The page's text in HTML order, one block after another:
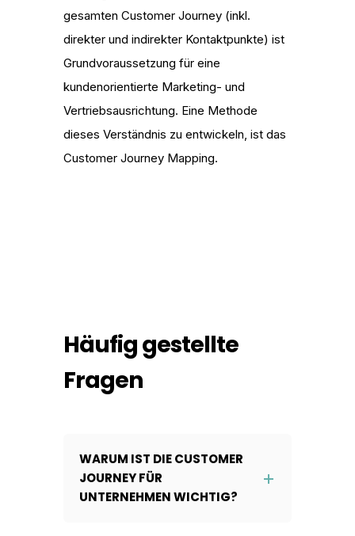
gesamten Customer Journey (inkl.
direkter und indirekter Kontaktpunkte) ist
Grundvoraussetzung für eine
kundenorientierte Marketing- und
Vertriebsausrichtung. Eine Methode
dieses Verständnis zu entwickeln, ist das
Customer Journey Mapping.
Häufig gestellte
Fragen
WARUM IST DIE CUSTOMER
JOURNEY FÜR
UNTERNEHMEN WICHTIG?